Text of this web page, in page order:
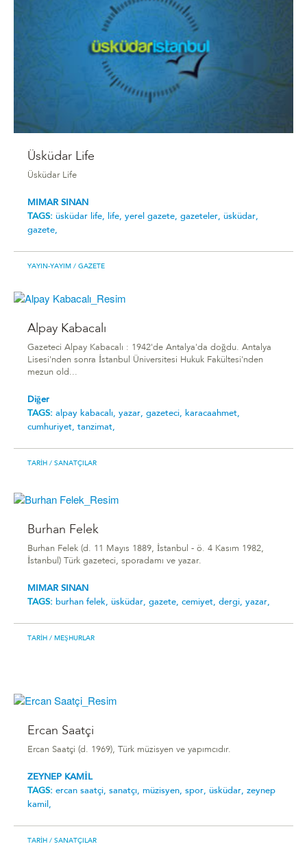
Üsküdar Life
Üsküdar Life
MIMAR SINAN
TAGS: üsküdar life, life, yerel gazete, gazeteler, üsküdar,
gazete,
YAYIN-YAYIM / GAZETE
Alpay Kabacalı
Gazeteci Alpay Kabacalı : 1942'de Antalya'da doğdu. Antalya
Lisesi'nden sonra İstanbul Üniversitesi Hukuk Fakültesi'nden
mezun old...
Diğer
TAGS: alpay kabacalı, yazar, gazeteci, karacaahmet,
cumhuriyet, tanzimat,
TARIH / SANATÇILAR
Burhan Felek
Burhan Felek (d. 11 Mayıs 1889, İstanbul - ö. 4 Kasım 1982,
İstanbul) Türk gazeteci, sporadamı ve yazar.
MIMAR SINAN
TAGS: burhan felek, üsküdar, gazete, cemiyet, dergi, yazar,
TARIH / MEŞHURLAR
Ercan Saatçi
Ercan Saatçi (d. 1969), Türk müzisyen ve yapımcıdır.
ZEYNEP KAMİL
TAGS: ercan saatçi, sanatçı, müzisyen, spor, üsküdar, zeynep
kamil,
TARIH / SANATÇILAR